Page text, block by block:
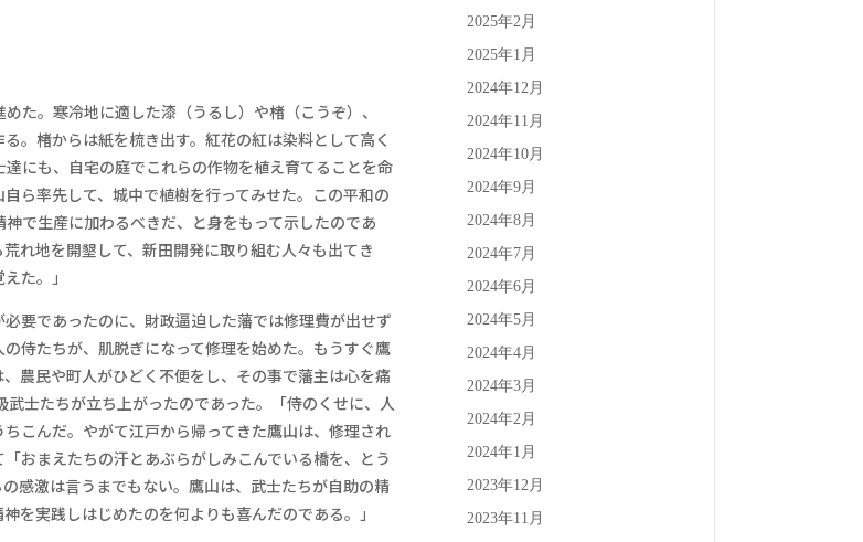
た。寒冷地に適した漆（うるし）や楮（こうぞ）、
。楮からは紙を梳き出す。紅花の紅は染料として高く
にも、自宅の庭でこれらの作物を植え育てることを命
ら率先して、城中で植樹を行ってみせた。この平和の
で生産に加わるべきだ、と身をもって示したのであ
れ地を開墾して、新田開発に取り組む人々も出てき
た。」
要であったのに、財政逼迫した藩では修理費が出せず
侍たちが、肌脱ぎになって修理を始めた。もうすぐ鷹
農民や町人がひどく不便をし、その事で藩主は心を痛
士たちが立ち上がったのであった。「侍のくせに、人
こんだ。やがて江戸から帰ってきた鷹山は、修理され
おまえたちの汗とあぶらがしみこんでいる橋を、とう
感激は言うまでもない。鷹山は、武士たちが自助の精
を実践しはじめたのを何よりも喜んだのである。」
2025年2月
2025年1月
2024年12月
2024年11月
2024年10月
2024年9月
2024年8月
2024年7月
2024年6月
2024年5月
2024年4月
2024年3月
2024年2月
2024年1月
2023年12月
2023年11月